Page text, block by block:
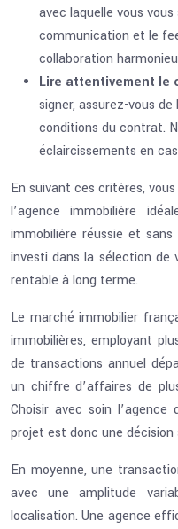
avec laquelle vous
communication et le
collaboration
Lire attentivement le
signer, assurez-vous
conditions du contrat.
éclaircissements en
En suivant ces critères,
l’agence immobilière
immobilière réussie et
investi dans la sélection de
rentable à long terme.
Le marché immobilier
immobilières, employant
de transactions annuel
un chiffre d’affaires de
Choisir avec soin
projet est donc une
En moyenne, une
avec une amplitude
localisation. Une agence